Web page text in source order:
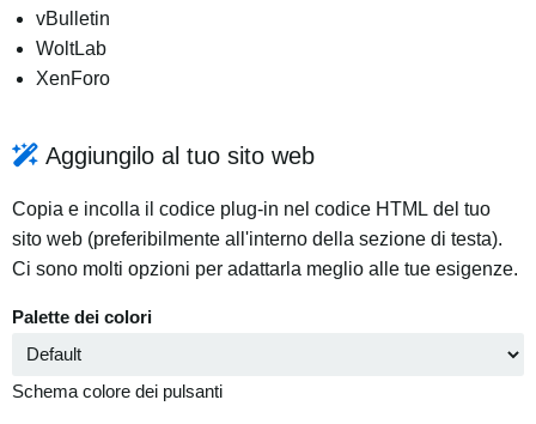
vBulletin
WoltLab
XenForo
Aggiungilo al tuo sito web
Copia e incolla il codice plug-in nel codice HTML del tuo
sito web (preferibilmente all'interno della sezione di testa).
Ci sono molti opzioni per adattarla meglio alle tue esigenze.
Palette dei colori
Schema colore dei pulsanti